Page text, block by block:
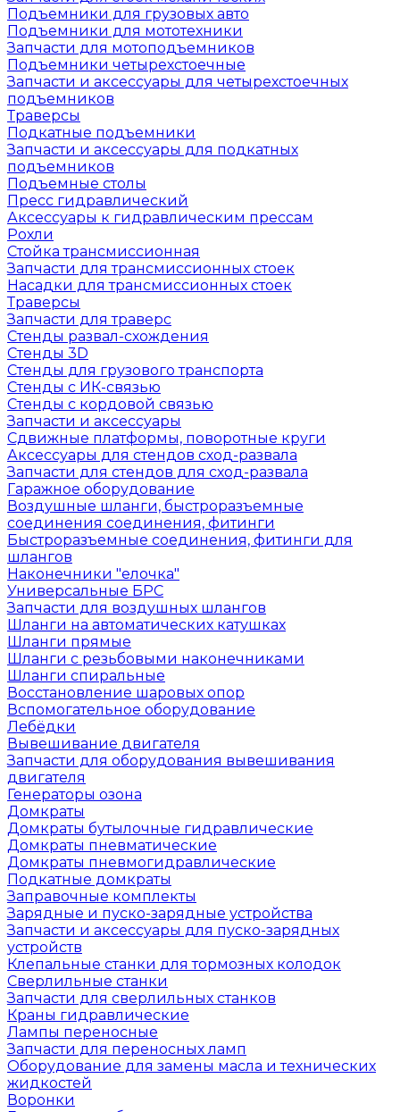
Подъемники для грузовых авто
Подъемники для мототехники
Запчасти для мотоподъемников
Подъемники четырехстоечные
Запчасти и аксессуары для четырехстоечных
подъемников
Траверсы
Подкатные подъемники
Запчасти и аксессуары для подкатных
подъемников
Подъемные столы
Пресс гидравлический
Аксессуары к гидравлическим прессам
Рохли
Стойка трансмиссионная
Запчасти для трансмиссионных стоек
Насадки для трансмиссионных стоек
Траверсы
Запчасти для траверс
Стенды развал-схождения
Стенды 3D
Стенды для грузового транспорта
Стенды с ИК-связью
Стенды с кордовой связью
Запчасти и аксессуары
Сдвижные платформы, поворотные круги
Аксессуары для стендов сход-развала
Запчасти для стендов для сход-развала
Гаражное оборудование
Воздушные шланги, быстроразъемные
соединения соединения, фитинги
Быстроразъемные соединения, фитинги для
шлангов
Наконечники "елочка"
Универсальные БРС
Запчасти для воздушных шлангов
Шланги на автоматических катушках
Шланги прямые
Шланги с резьбовыми наконечниками
Шланги спиральные
Восстановление шаровых опор
Вспомогательное оборудование
Лебёдки
Вывешивание двигателя
Запчасти для оборудования вывешивания
двигателя
Генераторы озона
Домкраты
Домкраты бутылочные гидравлические
Домкраты пневматические
Домкраты пневмогидравлические
Подкатные домкраты
Заправочные комплекты
Зарядные и пуско-зарядные устройства
Запчасти и аксессуары для пуско-зарядных
устройств
Клепальные станки для тормозных колодок
Сверлильные станки
Запчасти для сверлильных станков
Краны гидравлические
Лампы переносные
Запчасти для переносных ламп
Оборудование для замены масла и технических
жидкостей
Воронки